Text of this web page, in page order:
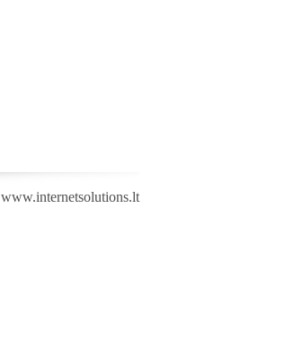
www.internetsolutions.lt